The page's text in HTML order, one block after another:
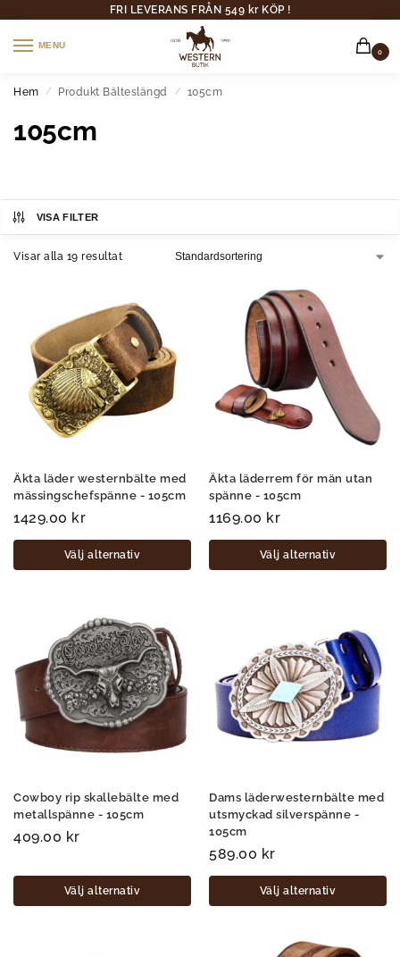
FRI LEVERANS FRÅN 549 kr KÖP !
MENU
0
Hem / Produkt Bälteslängd / 105cm
105cm
VISA FILTER
Visar alla 19 resultat
Äkta läder westernbälte med
mässingschefspänne - 105cm
1429.00 kr
Välj alternativ
Äkta läderrem för män utan
spänne - 105cm
1169.00 kr
Välj alternativ
Cowboy rip skallebälte med
metallspänne - 105cm
409.00 kr
Välj alternativ
Dams läderwesternbälte med
utsmyckad silverspänne -
105cm
589.00 kr
Välj alternativ